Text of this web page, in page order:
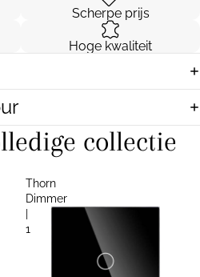
Scherpe prijs
Hoge kwaliteit
collectie
Thorn
Dimmer
1